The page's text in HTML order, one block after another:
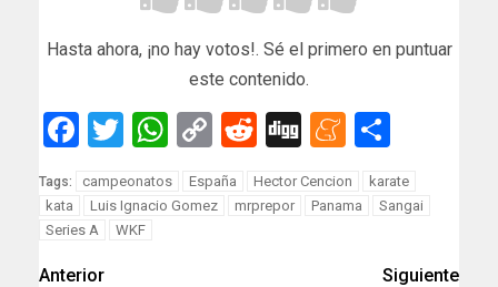
Hasta ahora, ¡no hay votos!. Sé el primero en puntuar
este contenido.
Facebook
Twitter
WhatsApp
Copy
Link
Reddit
Digg
Tags: campeonatos España Hector Cencion
karate
kata
Luis Ignacio Gomez mrprepor Panama
Sangai
Series A
WKF
Anterior
Siguiente